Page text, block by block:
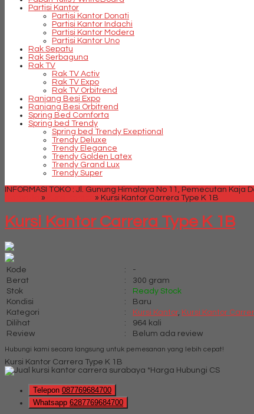
Partisi Kantor
Partisi Kantor Donati
Partisi Kantor Indachi
Partisi Kantor Modera
Partisi Kantor Uno
Rak Sepatu
Rak Serbaguna
Rak TV
Rak TV Activ
Rak TV Expo
Rak TV Orbitrend
Ranjang Besi Expo
Ranjang Besi Orbitrend
Spring Bed Comforta
Spring bed Trendy
Spring bed Trendy Exeptional
Trendy Deluxe
Trendy Elegance
Trendy Golden Latex
Trendy Grand Lux
Trendy Super
INFORMASI TOKO : Jl. Gunung Himalaya No 11, Pemecutan Kaja
» » Kursi Kantor Carrera Type K 1B
Kursi Kantor Carrera Type K 1B
Kode :
-
Berat
:
300 gram
Stok
:
Ready Stock
Kondisi
:
Baru
Kategori
: Kursi Kantor, Kursi Kantor
Dilihat
:
964 kali
Review
: Belum ada review
Hubungi kami secara langsung untuk pemesanan yang lebih cepat!
Kursi Kantor Carrera Type K 1B
*Harga Hubungi CS
Telepon 087769684700
Whatsapp 6287769684700